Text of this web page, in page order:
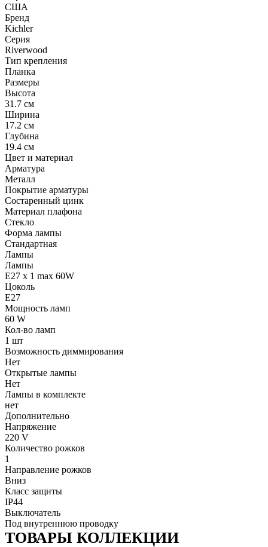
США
Бренд
Kichler
Серия
Riverwood
Тип крепления
Планка
Размеры
Высота
31.7 см
Ширина
17.2 см
Глубина
19.4 см
Цвет и материал
Арматура
Металл
Покрытие арматуры
Состаренный цинк
Материал плафона
Стекло
Форма лампы
Стандартная
Лампы
Лампы
E27 x 1 max 60W
Цоколь
E27
Мощность ламп
60 W
Кол-во ламп
1 шт
Возможность диммирования
Нет
Открытые лампы
Нет
Лампы в комплекте
нет
Дополнительно
Напряжение
220 V
Количество рожков
1
Направление рожков
Вниз
Класс защиты
IP44
Выключатель
Под внутреннюю проводку
ТОВАРЫ КОЛЛЕКЦИИ